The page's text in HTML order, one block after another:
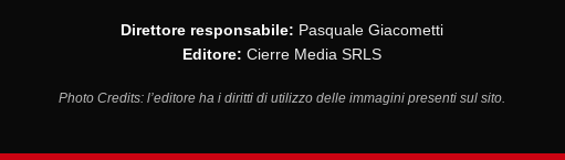
Direttore responsabile: Pasquale Giacometti
Editore: Cierre Media SRLS
Photo Credits: l’editore ha i diritti di utilizzo delle immagini presenti sul sito.